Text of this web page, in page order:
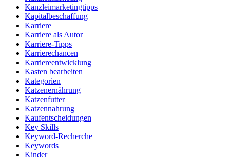
Kanzleimarketingtipps
Kapitalbeschaffung
Karriere
Karriere als Autor
Karriere-Tipps
Karrierechancen
Karriereentwicklung
Kasten bearbeiten
Kategorien
Katzenernährung
Katzenfutter
Katzennahrung
Kaufentscheidungen
Key Skills
Keyword-Recherche
Keywords
Kinder